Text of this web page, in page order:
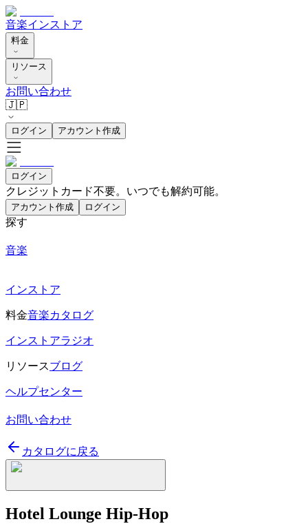
音楽インストア
料金
リソース
お問い合わせ
🇯🇵
ログイン アカウント作成
ログイン
クレジットカード不要。いつでも解約可能。
アカウント作成 ログイン
探す
音楽
インストア
料金音楽カタログ
インストアラジオ
リソースブログ
ヘルプセンター
お問い合わせ
カタログに戻る
Hotel Lounge Hip-Hop